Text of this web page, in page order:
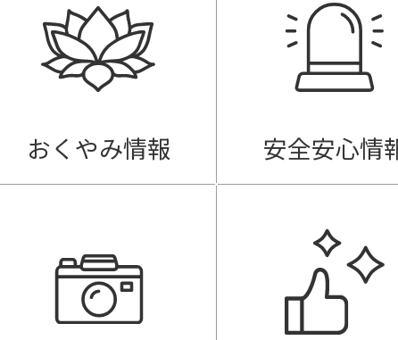
おくやみ情報 安全安心情